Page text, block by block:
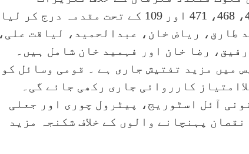
پاکستان کی دفعات 409، 406، 420، 468، 471 اور 109 کے تحت مقدمہ درج کر لیا
طارق، ریاض خان، عبدالحمید، لیاقت علی،
رضا خان اور فہمید خان شامل ہیں۔
میں مزید تفتیش جاری ہے ۔ قومی وسائل کو
کارروائی جاری رکھی جائے گی۔
آئل اسٹوریج، پیٹرول چوری اور جعلی
پہنچانے والوں کے خلاف شکنجہ مزید